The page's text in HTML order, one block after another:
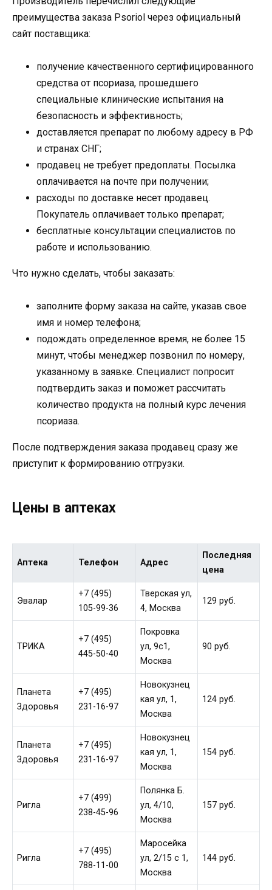
преимущества заказа Psoriol через официальный
сайт поставщика:
получение качественного сертифицированного
средства от псориаза, прошедшего
специальные клинические испытания на
безопасность и эффективность;
доставляется препарат по любому адресу в РФ
и странах СНГ;
продавец не требует предоплаты. Посылка
оплачивается на почте при получении;
расходы по доставке несет продавец.
Покупатель оплачивает только препарат;
бесплатные консультации специалистов по
работе и использованию.
Что нужно сделать, чтобы заказать:
заполните форму заказа на сайте, указав свое
имя и номер телефона;
подождать определенное время, не более 15
минут, чтобы менеджер позвонил по номеру,
указанному в заявке. Специалист попросит
подтвердить заказ и поможет рассчитать
количество продукта на полный курс лечения
псориаза.
После подтверждения заказа продавец сразу же
приступит к формированию отгрузки.
Цены в аптеках
Аптека Телефон Адрес
Последняя
цена
Эвалар
+7 (495)
105-99-36
Тверская ул,
4, Москва
129 руб.
ТРИКА
+7 (495)
445-50-40
Покровка
ул, 9с1,
Москва
90 руб.
Планета
Здоровья
+7 (495)
231-16-97
Новокузнец
кая ул, 1,
Москва
124 руб.
Планета
Здоровья
+7 (495)
231-16-97
Новокузнец
кая ул, 1,
Москва
154 руб.
Ригла
+7 (499)
238-45-96
Полянка Б.
ул, 4/10,
Москва
157 руб.
Ригла
+7 (495)
788-11-00
Маросейка
ул, 2/15 c 1,
Москва
144 руб.